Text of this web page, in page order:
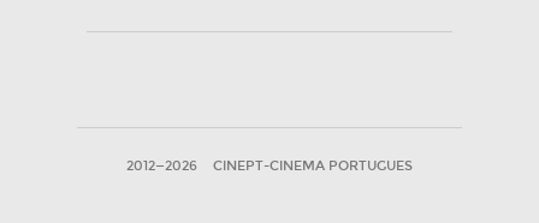
2012—2026 CINEPT-CINEMA PORTUGUES